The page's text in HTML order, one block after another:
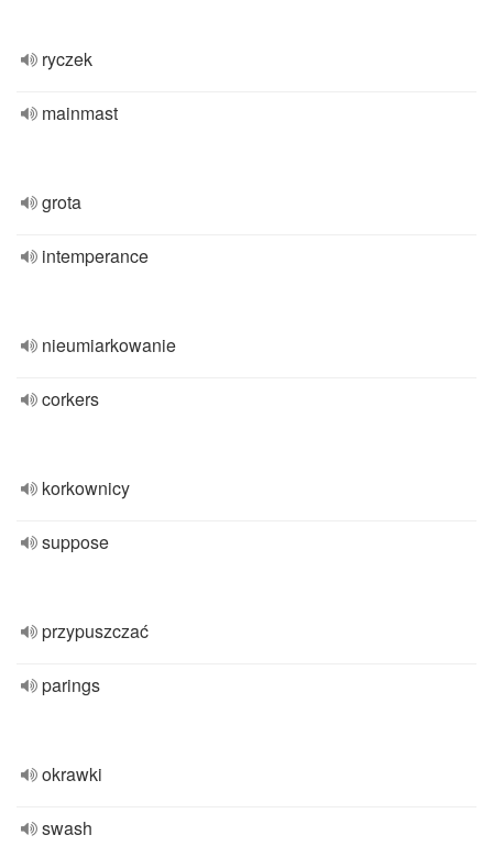
ryczek
mainmast
grota
intemperance
nieumiarkowanie
corkers
korkownicy
suppose
przypuszczać
parings
okrawki
swash